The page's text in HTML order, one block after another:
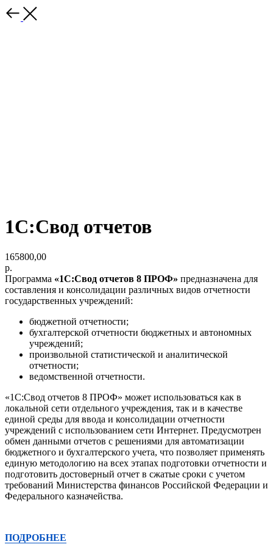
1С:Свод отчетов
165800,00
р.
Программа «1С:Свод отчетов 8 ПРОФ» предназначена для
составления и консолидации различных видов отчетности
государственных учреждений:
бюджетной отчетности;
бухгалтерской отчетности бюджетных и автономных
учреждений;
произвольной статистической и аналитической
отчетности;
ведомственной отчетности.
«1С:Свод отчетов 8 ПРОФ» может использоваться как в
локальной сети отдельного учреждения, так и в качестве
единой среды для ввода и консолидации отчетности
учреждений с использованием сети Интернет. Предусмотрен
обмен данными отчетов с решениями для автоматизации
бюджетного и бухгалтерского учета, что позволяет применять
единую методологию на всех этапах подготовки отчетности и
подготовить достоверный отчет в сжатые сроки с учетом
требований Министерства финансов Российской Федерации и
Федерального казначейства.
ПОДРОБНЕЕ